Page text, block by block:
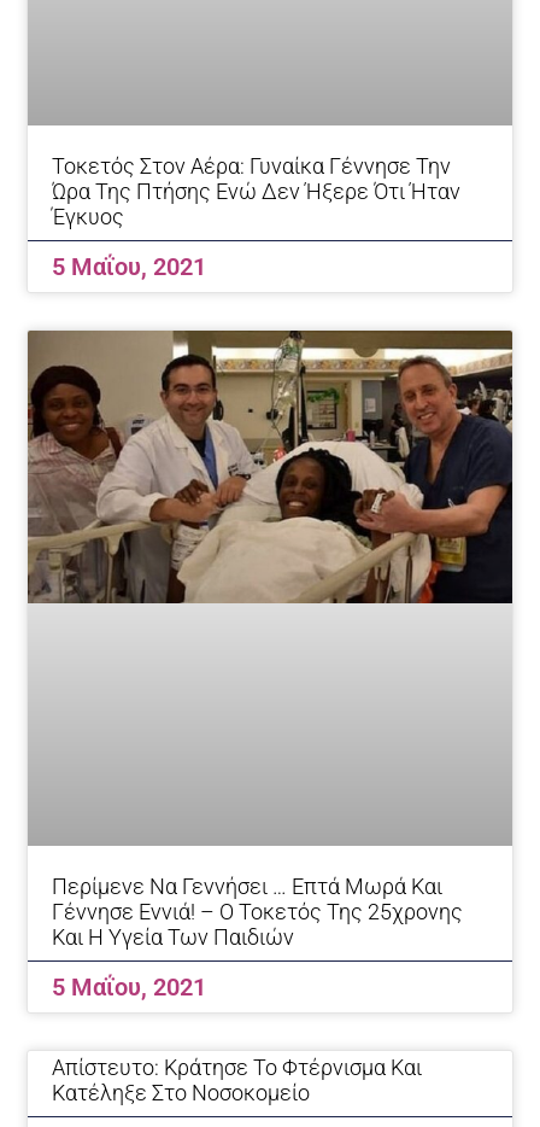
Τοκετός Στον Αέρα: Γυναίκα Γέννησε Την
Ώρα Της Πτήσης Ενώ Δεν Ήξερε Ότι Ήταν
Έγκυος
5 Μαΐου, 2021
Περίμενε Να Γεννήσει … Επτά Μωρά Και
Γέννησε Εννιά! – Ο Τοκετός Της 25χρονης
Και Η Υγεία Των Παιδιών
5 Μαΐου, 2021
Απίστευτο: Κράτησε Το Φτέρνισμα Και
Κατέληξε Στο Νοσοκομείο